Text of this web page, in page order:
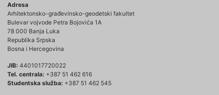
Adresa
Arhitektonsko-građevinsko-geodetski fakultet
Bulevar vojvode Petra Bojovića 1A
78 000 Banja Luka
Republika Srpska
Bosna i Hercegovina
JIB: 4401017720022
Tel. centrala: +387 51 462 616
Studentska služba: +387 51 462 545